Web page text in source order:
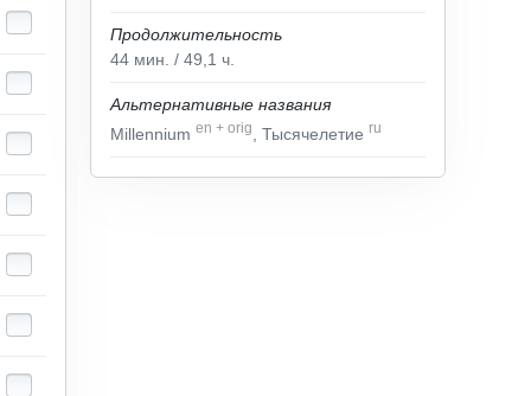
Продолжительность
44 мин. / 49,1 ч.
Альтернативные названия
Millennium en + orig , Тысячелетие ru